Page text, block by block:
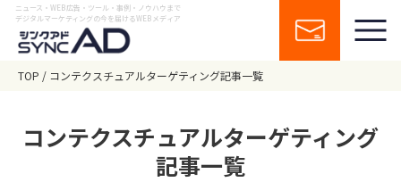
ニュース・WEB広告・ツール・事例・ノウハウまで
デジタルマーケティングの今を届けるWEBメディア
TOP コンテクスチュアルターゲティング記事一覧
コンテクスチュアルターゲティング
記事一覧